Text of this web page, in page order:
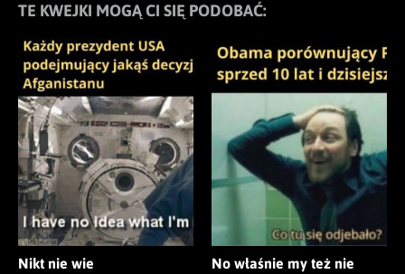
TE KWEJKI MOGĄ CI SIĘ PODOBAĆ:
Nikt nie wie
No właśnie my też nie